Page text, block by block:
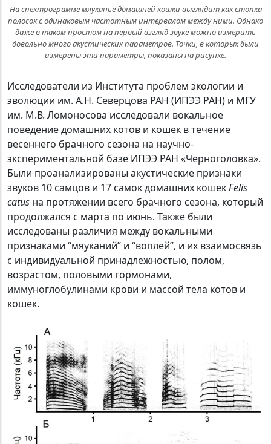
На спектрограмме мяуканье домашней кошки выглядит как стопка
полосок с одинаковым частотным интервалом между ними. Однако
даже в таком простом на первый взгляд звуке можно измерить
довольно много акустических параметров. Точки, в которых были
измерены эти параметры, показаны на рисунке.
Исследователи из Института проблем экологии и
эволюции им. А.Н. Северцова РАН (ИПЭЭ РАН) и МГУ
им. М.В. Ломоносова исследовали вокальное
поведение домашних котов и кошек в течение
весеннего брачного сезона на научно-
экспериментальной базе ИПЭЭ РАН «Черноголовка».
Были проанализированы акустические признаки
звуков 10 самцов и 17 самок домашних кошекFelis
catus на протяжении всего брачного сезона, который
продолжался с марта по июнь. Также были
исследованы различия между вокальными
признаками “мяуканий” и “воплей”, и их взаимосвязь
с индивидуальной принадлежностью, полом,
возрастом, половыми гормонами,
иммуноглобулинами крови и массой тела котов и
кошек.